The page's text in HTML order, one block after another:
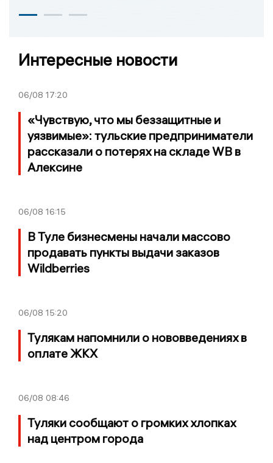
Интересные новости
06/08 17:20
«Чувствую, что мы беззащитные и
уязвимые»: тульские предприниматели
рассказали о потерях на складе WB в
Алексине
06/08 16:15
В Туле бизнесмены начали массово
продавать пункты выдачи заказов
Wildberries
06/08 15:20
Тулякам напомнили о нововведениях в
оплате ЖКХ
06/08 08:46
Туляки сообщают о громких хлопках
над центром города